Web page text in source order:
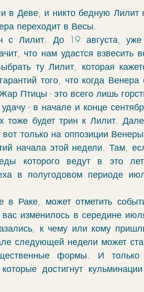
в Деве, и никто бедную Лилит
переходит в Весы.
с Лилит. До 19 августа,
что нам удастся взвесить
ту Лилит, которая
того, что когда Венера
Птицы - это всего лишь
- в начале и конце
будет трин к Лилит.
только на оппозиции
начала этой недели. Там,
которого ведут в это
в полугодовом периоде
Раке, может отметить
изменилось в середине
к чему или кому
следующей недели может
формы. И
достигнут